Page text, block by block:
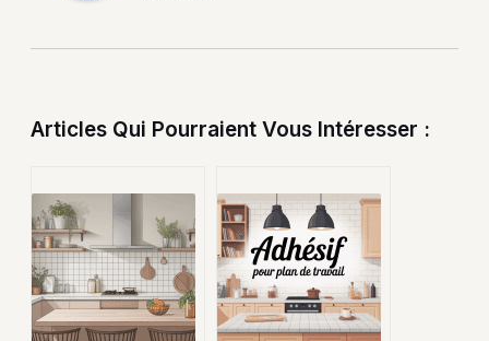
Articles Qui Pourraient Vous Intéresser :